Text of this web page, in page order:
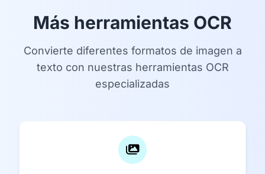
Más herramientas OCR
Convierte diferentes formatos de imagen a
texto con nuestras herramientas OCR
especializadas